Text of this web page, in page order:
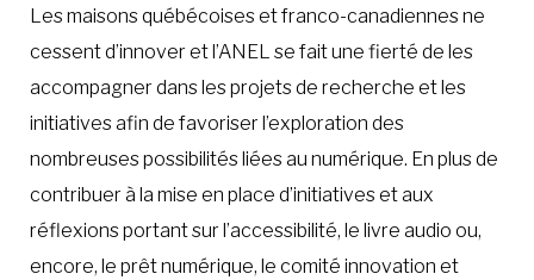
À PROPOS DEVENIR MEMBRE NOUS JOINDRE
Les maisons québécoises et franco-canadiennes ne
cessent d’innover et l’ANEL se fait une fierté de les
accompagner dans les projets de recherche et les
initiatives afin de favoriser l’exploration des
nombreuses possibilités liées au numérique. En plus de
contribuer à la mise en place d’initiatives et aux
réflexions portant sur l’accessibilité, le livre audio ou,
encore, le prêt numérique, le comité innovation et